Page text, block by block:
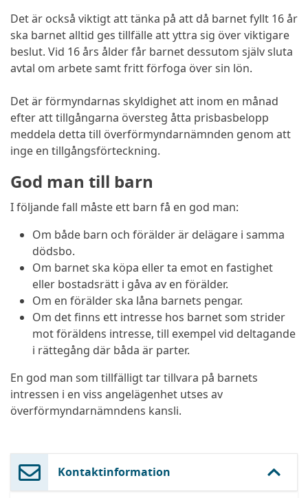
Det är också viktigt att tänka på att då barnet fyllt 16 år
ska barnet alltid ges tillfälle att yttra sig över viktigare
beslut. Vid 16 års ålder får barnet dessutom själv sluta
avtal om arbete samt fritt förfoga över sin lön.
Det är förmyndarnas skyldighet att inom en månad
efter att tillgångarna översteg åtta prisbasbelopp
meddela detta till överförmyndarnämnden genom att
inge en tillgångsförteckning.
God man till barn
I följande fall måste ett barn få en god man:
Om både barn och förälder är delägare i samma
dödsbo.
Om barnet ska köpa eller ta emot en fastighet
eller bostadsrätt i gåva av en förälder.
Om en förälder ska låna barnets pengar.
Om det finns ett intresse hos barnet som strider
mot föräldens intresse, till exempel vid deltagande
i rättegång där båda är parter.
En god man som tillfälligt tar tillvara på barnets
intressen i en viss angelägenhet utses av
överförmyndarnämndens kansli.
Kontaktinformation